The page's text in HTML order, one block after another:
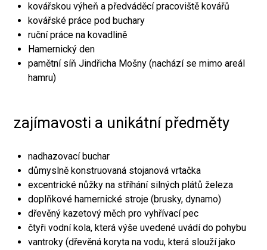
kovářskou výheň a předváděcí pracoviště kovářů
kovářské práce pod buchary
ruční práce na kovadlině
Hamernický den
pamětní síň Jindřicha Mošny (nachází se mimo areál
hamru)
zajímavosti a unikátní předměty
nadhazovací buchar
důmyslně konstruovaná stojanová vrtačka
excentrické nůžky na stříhání silných plátů železa
doplňkové hamernické stroje (brusky, dynamo)
dřevěný kazetový měch pro vyhřívací pec
čtyři vodní kola, která výše uvedené uvádí do pohybu
vantroky (dřevěná koryta na vodu, která slouží jako